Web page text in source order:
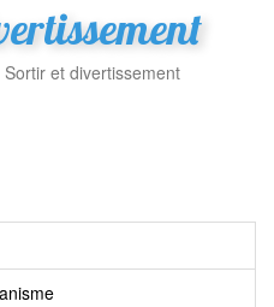
Sortir et divertissement